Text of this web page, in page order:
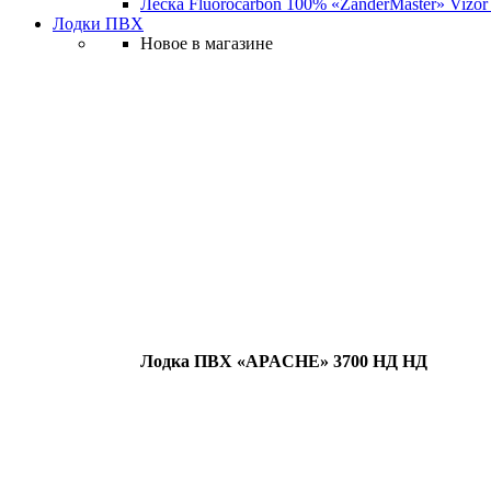
Леска Fluorocarbon 100% «ZanderMaster» Vizor
Лодки ПВХ
Новое в магазине
Лодка ПВХ «APACHE» 3700 НД НД